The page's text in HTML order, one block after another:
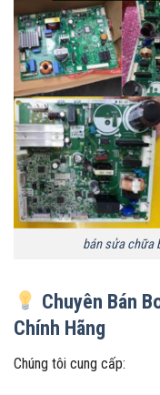
bán sửa chữa
Chuyên Bán
Chính Hãng
Chúng tôi cung cấp: